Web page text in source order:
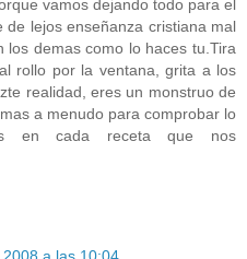
vamos dejando todo para el
lejos enseñanza cristiana mal
los demas como lo haces tu.Tira
rollo por la ventana, grita a los
realidad, eres un monstruo de
a menudo para comprobar lo
en cada receta que nos
a las 10:04